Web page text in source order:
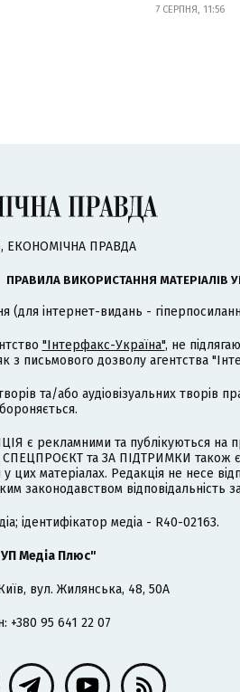
7 СЕРПНЯ, 11:56
ЕКОНОМІЧНА ПРАВДА
ПРАВИЛА ВИКОРИСТАННЯ МАТЕРІАЛІВ
(для інтернет-видань -
"Інтерфакс-Україна", не
письмового дозволу агентства
та/або аудіовізуальних творів
є рекламними та публікуються на
СПЕЦПРОЄКТ та ЗА ПІДТРИМКИ також
цих матеріалах. Редакція не несе
законодавством відповідальність
ідентифікатор медіа - R40-02163.
Медіа Плюс"
вул. Жилянська, 48, 50А
+380 95 641 22 07